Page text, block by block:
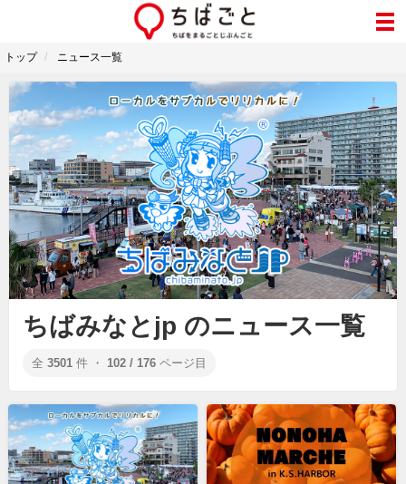
トップ ニュース一覧
ちばみなとjp のニュース一覧
全 3501 件 ・ 102 / 176 ページ目